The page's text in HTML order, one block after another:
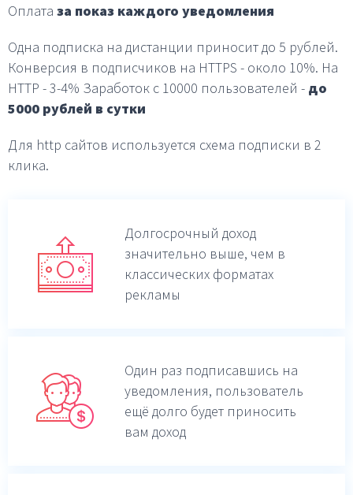
Оплата за показ каждого уведомления
Одна подписка на дистанции приносит до 5 рублей.
Конверсия в подписчиков на HTTPS - около 10%. На
HTTP - 3-4% Заработок с 10000 пользователей - до
5000 рублей в сутки
Для http сайтов используется схема подписки в 2
клика.
Долгосрочный доход
значительно выше, чем в
классических форматах
рекламы
Один раз подписавшись на
уведомления, пользователь
ещё долго будет приносить
вам доход